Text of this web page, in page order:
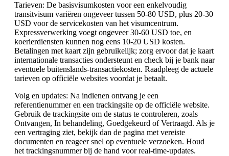
Tarieven: De basisvisumkosten voor een enkelvoudig
transitvisum variëren ongeveer tussen 50-80 USD, plus 20-30
USD voor de servicekosten van het visumcentrum.
Expressverwerking voegt ongeveer 30-60 USD toe, en
koerierdiensten kunnen nog eens 10-20 USD kosten.
Betalingen met kaart zijn gebruikelijk; zorg ervoor dat je kaart
internationale transacties ondersteunt en check bij je bank naar
eventuele buitenslands-transactiekosten. Raadpleeg de actuele
tarieven op officiële websites voordat je betaalt.
Volg en updates: Na indienen ontvang je een
referentienummer en een trackingsite op de officiële website.
Gebruik de trackingsite om de status te controleren, zoals
Ontvangen, In behandeling, Goedgekeurd of Vertraagd. Als je
een vertraging ziet, bekijk dan de pagina met vereiste
documenten en reageer snel op eventuele verzoeken. Houd
het trackingsnummer bij de hand voor real-time-updates.